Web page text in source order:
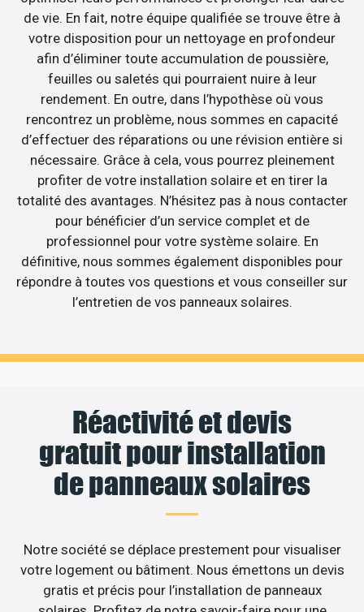
de vie. En fait, notre équipe qualifiée se trouve être à
votre disposition pour un nettoyage en profondeur
afin d’éliminer toute accumulation de poussière,
feuilles ou saletés qui pourraient nuire à leur
rendement. En outre, dans l’hypothèse où vous
rencontrez un problème, nous sommes en capacité
d’effectuer des réparations ou une révision entière si
nécessaire. Grâce à cela, vous pourrez pleinement
profiter de votre installation solaire et en tirer la
totalité des avantages. N’hésitez pas à nous contacter
pour bénéficier d’un service complet et de
professionnel pour votre système solaire. En
définitive, nous sommes également disponibles pour
répondre à toutes vos questions et vous conseiller sur
l’entretien de vos panneaux solaires.
Réactivité et devis
gratuit pour installation
de panneaux solaires
Notre société se déplace prestement pour visualiser
votre logement ou bâtiment. Nous émettons un devis
gratis et précis pour l’installation de panneaux